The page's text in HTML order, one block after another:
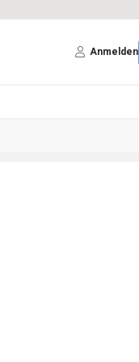
Anmelden